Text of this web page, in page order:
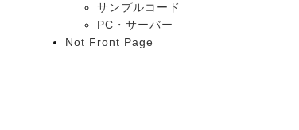
サンプルコード
PC・サーバー
Not Front Page